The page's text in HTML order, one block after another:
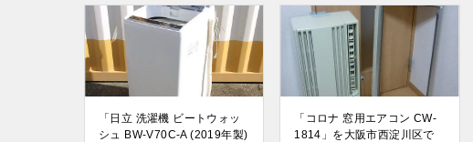
「日立 洗濯機 ビートウォッ
シュ BW-V70C-A (2019年製)
「コロナ 窓用エアコン CW-
1814」を大阪市西淀川区で